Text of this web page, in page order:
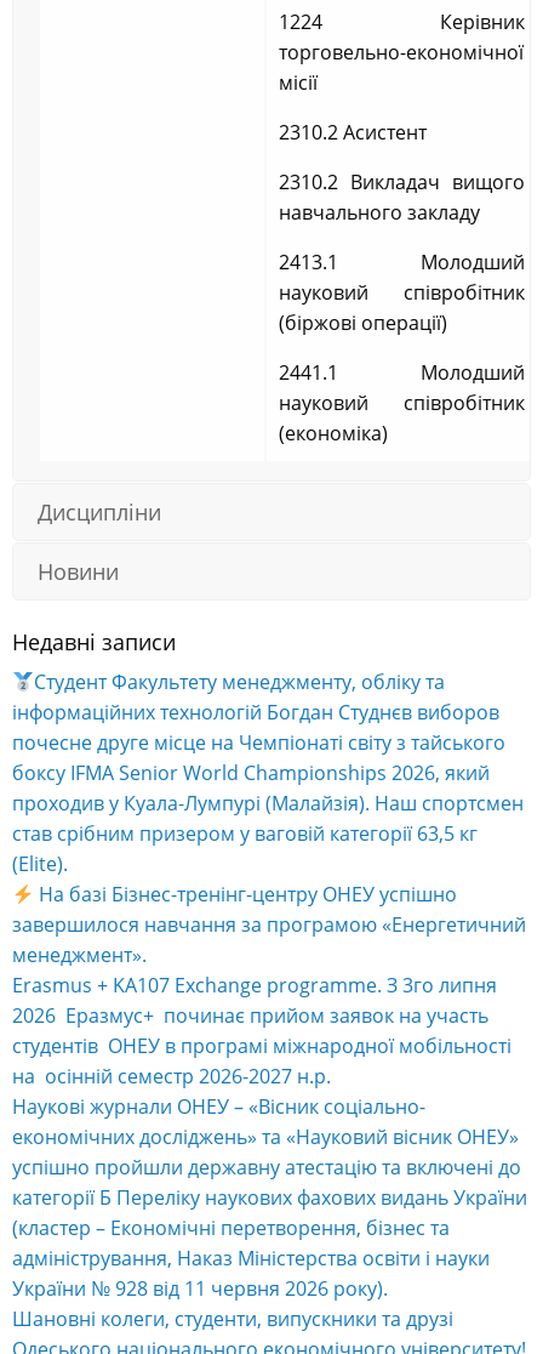
1224 Керівник
торговельно-економічної
місії
2310.2 Асистент
2310.2 Викладач вищого
навчального закладу
2413.1 Молодший
науковий співробітник
(біржові операції)
2441.1 Молодший
науковий співробітник
(економіка)
Дисципліни
Новини
Недавні записи
Студент Факультету менеджменту, обліку та
інформаційних технологій Богдан Студнєв виборов
почесне друге місце на Чемпіонаті світу з тайського
боксу IFMA Senior World Championships 2026, який
проходив у Куала-Лумпурі (Малайзія). Наш спортсмен
став срібним призером у ваговій категорії 63,5 кг
(Elite).
На базі Бізнес-тренінг-центру ОНЕУ успішно
завершилося навчання за програмою «Енергетичний
менеджмент».
Erasmus + KA107 Exchange programme. З 3го липня
2026 Еразмус+ починає прийом заявок на участь
студентів ОНЕУ в програмі міжнародної мобільності
на осінній семестр 2026-2027 н.р.
Наукові журнали ОНЕУ – «Вісник соціально-
економічних досліджень» та «Науковий вісник ОНЕУ»
успішно пройшли державну атестацію та включені до
категорії Б Переліку наукових фахових видань України
(кластер – Економічні перетворення, бізнес та
адміністрування, Наказ Міністерства освіти і науки
України № 928 від 11 червня 2026 року).
Шановні колеги, студенти, випускники та друзі